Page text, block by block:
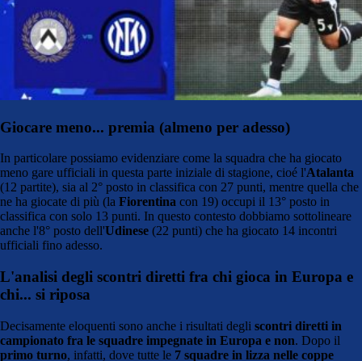
Giocare meno... premia (almeno per adesso)
In particolare possiamo evidenziare come la squadra che ha giocato
meno gare ufficiali in questa parte iniziale di stagione, cioé l'Atalanta
(12 partite), sia al 2° posto in classifica con 27 punti, mentre quella che
ne ha giocate di più (la Fiorentina con 19) occupi il 13° posto in
classifica con solo 13 punti. In questo contesto dobbiamo sottolineare
anche l'8° posto dell'Udinese (22 punti) che ha giocato 14 incontri
ufficiali fino adesso.
L'analisi degli scontri diretti fra chi gioca in Europa e
chi... si riposa
Decisamente eloquenti sono anche i risultati degli scontri diretti in
campionato fra le squadre impegnate in Europa e non. Dopo il
primo turno, infatti, dove tutte le 7 squadre in lizza nelle coppe